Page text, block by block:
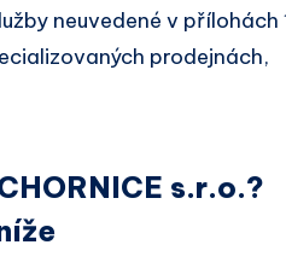
neuvedené v přílohách
prodejnách,
s.r.o.?